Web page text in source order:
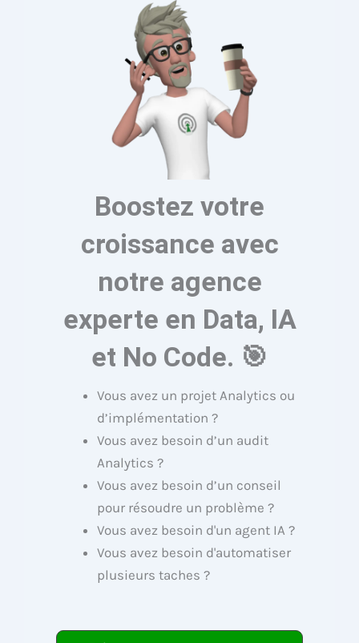
Boostez votre
croissance avec
notre agence
experte en Data, IA
et No Code. 🎯
Vous avez un projet Analytics ou
d’implémentation ?
Vous avez besoin d’un audit
Analytics ?
Vous avez besoin d’un conseil
pour résoudre un problème ?
Vous avez besoin d'un agent IA ?
Vous avez besoin d'automatiser
plusieurs taches ?